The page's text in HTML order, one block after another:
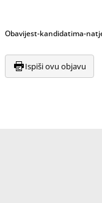
Obavijest-kandidatima-
Ispiši ovu objavu